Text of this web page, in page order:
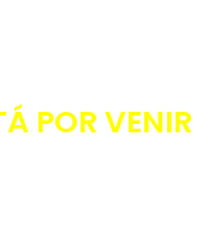
POR VENIR